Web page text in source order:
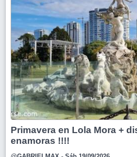
Primavera en Lola Mora +
enamoras !!!!